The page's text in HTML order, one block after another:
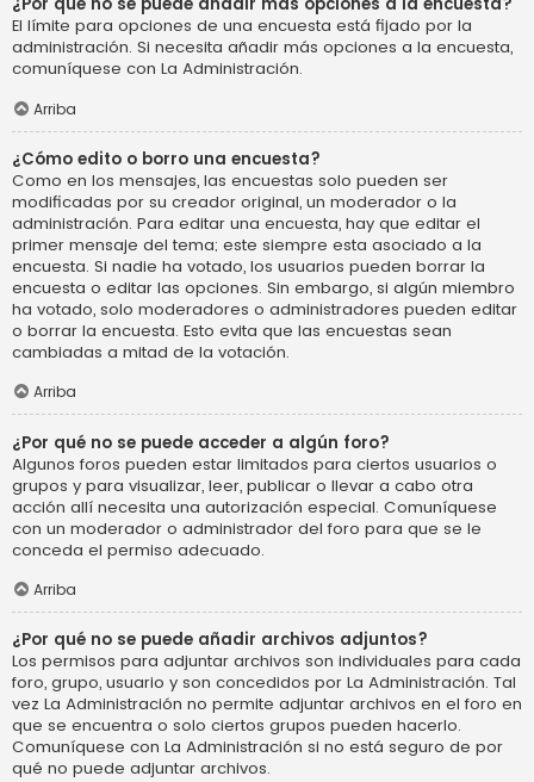
El límite para opciones de una encuesta está fijado por la
administración. Si necesita añadir más opciones a la encuesta,
comuníquese con La Administración.
Arriba
¿Cómo edito o borro una encuesta?
Como en los mensajes, las encuestas solo pueden ser
modificadas por su creador original, un moderador o la
administración. Para editar una encuesta, hay que editar el
primer mensaje del tema; este siempre esta asociado a la
encuesta. Si nadie ha votado, los usuarios pueden borrar la
encuesta o editar las opciones. Sin embargo, si algún miembro
ha votado, solo moderadores o administradores pueden editar
o borrar la encuesta. Esto evita que las encuestas sean
cambiadas a mitad de la votación.
Arriba
¿Por qué no se puede acceder a algún foro?
Algunos foros pueden estar limitados para ciertos usuarios o
grupos y para visualizar, leer, publicar o llevar a cabo otra
acción allí necesita una autorización especial. Comuníquese
con un moderador o administrador del foro para que se le
conceda el permiso adecuado.
Arriba
¿Por qué no se puede añadir archivos adjuntos?
Los permisos para adjuntar archivos son individuales para cada
foro, grupo, usuario y son concedidos por La Administración. Tal
vez La Administración no permite adjuntar archivos en el foro en
que se encuentra o solo ciertos grupos pueden hacerlo.
Comuníquese con La Administración si no está seguro de por
qué no puede adjuntar archivos.